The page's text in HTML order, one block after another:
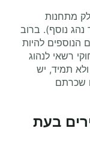
מתחנות
נוסף). ברוב
הנוספים להיות
רשאי לנהוג
ולא תמיד, יש
שכרתם
בעת